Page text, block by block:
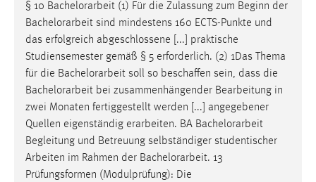
§ 10 Bachelorarbeit (1) Für die Zulassung zum Beginn der
Bachelorarbeit sind mindestens 160 ECTS-Punkte und
das erfolgreich abgeschlossene [...] praktische
Studiensemester gemäß § 5 erforderlich. (2) 1Das Thema
für die Bachelorarbeit soll so beschaffen sein, dass die
Bachelorarbeit bei zusammenhängender Bearbeitung in
zwei Monaten fertiggestellt werden [...] angegebener
Quellen eigenständig erarbeiten. BA Bachelorarbeit
Begleitung und Betreuung selbständiger studentischer
Arbeiten im Rahmen der Bachelorarbeit. 13
Prüfungsformen (Modulprüfung): Die